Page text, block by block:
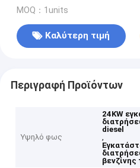
MOQ：1units
Καλύτερη τιμή
Περιγραφή Προϊόντων
Υψηλό φως
24KW
diesel
,
βενζίνης